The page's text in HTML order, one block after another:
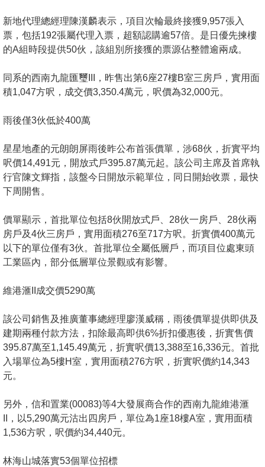
冊
關
我
們
新地代理總經理陳漢麟表示，項目次輪最終接獲9,957張入
票，包括192張屬代理入票，超額認購逾57倍。是日優先揀樓
的A組時段提供50伙，該組別所接獲的票源佔整體逾兩成。
同系的西南九龍匯璽III，昨售出第6座27樓B室三房戶，實用面
積1,047方呎，成交價3,350.4萬元，呎價為32,000元。
雨後僅3伙低於400萬
星星地產的元朗朗屏雨後昨公布首張價單，涉68伙，折實平均
呎價14,491元，開放式戶395.87萬元起。該公司主席及首席執
行官陳文輝指，該盤今日開放示範單位，同日開始收票，最快
下周開售。
價單顯示，首批單位包括8伙開放式戶、28伙一房戶、28伙兩
房戶及4伙三房戶，實用面積276至717方呎。折實價400萬元
以下的單位僅有3伙。首批單位全屬低層戶，而項目位處東頭
工業區內，部分低層單位景觀或有影響。
維港滙II成交價5290萬
該公司銷售及推廣董事總經理廖漢威稱，雨後價單提供即供及
建期兩種付款方法，扣除最高即供6%折扣優惠後，折實售價
395.87萬至1,145.49萬元，折實呎價13,388至16,336元。首批
入場單位為5樓H室，實用面積276方呎，折實呎價約14,343
元。
另外，信和置業(00083)等4大發展商合作的西南九龍維港滙
II，以5,290萬元沽出四房戶，單位為1座18樓A室，實用面積
1,536方呎，呎價約34,440元。
林海山城落實53個單位招標